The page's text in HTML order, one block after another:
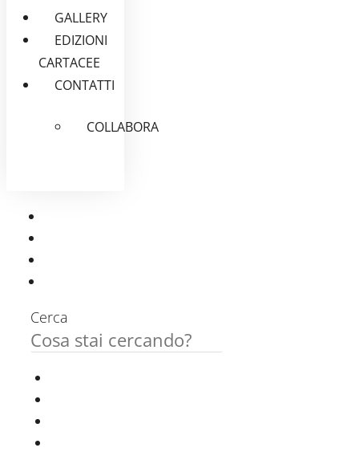
GALLERY
EDIZIONI
CARTACEE
CONTATTI
COLLABORA
Cerca